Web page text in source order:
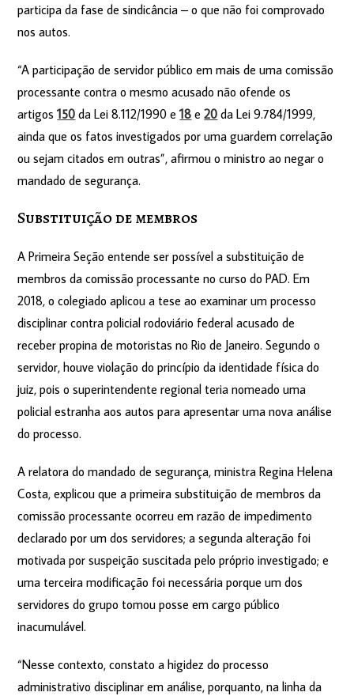
participa da fase de sindicância – o que não foi comprovado
nos autos.
“A participação de servidor público em mais de uma comissão
processante contra o mesmo acusado não ofende os
artigos150 da Lei 8.112/1990 e18 e20 da Lei 9.784/1999,
ainda que os fatos investigados por uma guardem correlação
ou sejam citados em outras”, afirmou o ministro ao negar o
mandado de segurança.
Substituição de​ membros
A Primeira Seção entende ser possível a substituição de
membros da comissão processante no curso do PAD. Em
2018, o colegiado aplicou a tese ao examinar um processo
disciplinar contra policial rodoviário federal acusado de
receber propina de motoristas no Rio de Janeiro. Segundo o
servidor, houve violação do princípio da identidade física do
juiz, pois o superintendente regional teria nomeado uma
policial estranha aos autos para apresentar uma nova análise
do processo.
A relatora do mandado de segurança, ministra Regina Helena
Costa, explicou que a primeira substituição de membros da
comissão processante ocorreu em razão de impedimento
declarado por um dos servidores; a segunda alteração foi
motivada por suspeição suscitada pelo próprio investigado; e
uma terceira modificação foi necessária porque um dos
servidores do grupo tomou posse em cargo público
inacumulável.
“Nesse contexto, constato a higidez do processo
administrativo disciplinar em análise, porquanto, na linha da